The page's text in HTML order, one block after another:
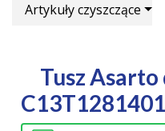
Artykuły czyszczące
Tusz Asarto